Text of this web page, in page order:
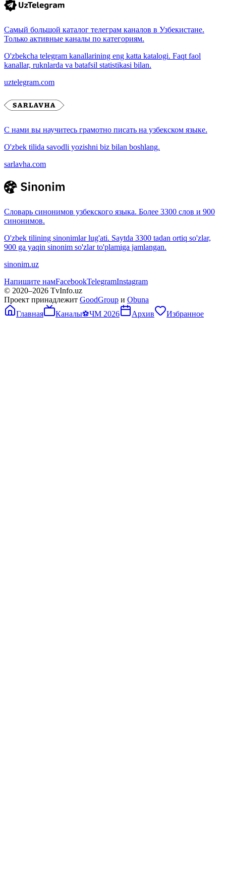
Самый большой каталог телеграм каналов в Узбекистане.
Только активные каналы по категориям.
O'zbekcha telegram kanallarining eng katta katalogi. Faqt faol
kanallar, ruknlarda va batafsil statistikasi bilan.
uztelegram.com
С нами вы научитесь грамотно писать на узбекском языке.
O'zbek tilida savodli yozishni biz bilan boshlang.
sarlavha.com
Словарь синонимов узбекского языка. Более 3300 слов и 900
синонимов.
O'zbek tilining sinonimlar lug'ati. Saytda 3300 tadan ortiq so'zlar,
900 ga yaqin sinonim so'zlar to'plamiga jamlangan.
sinonim.uz
Напишите намFacebookTelegramInstagram
© 2020–2026 TvInfo.uz
Проект принадлежит GoodGroup и Obuna
Главная
Каналы⚽ЧМ 2026 Архив Избранное